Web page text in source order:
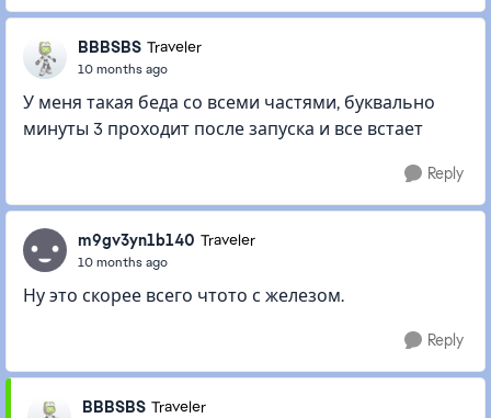
BBBSBS Traveler
10 months ago
У меня такая беда со всеми частями, буквально
минуты 3 проходит после запуска и все встает
Reply
m9gv3yn1b140 Traveler
10 months ago
Ну это скорее всего чтото с железом.
Reply
BBBSBS Traveler